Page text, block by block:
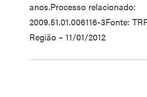
anos.Processo relacionado:
2009.51.01.006116-3Fonte:
Região – 11/01/2012